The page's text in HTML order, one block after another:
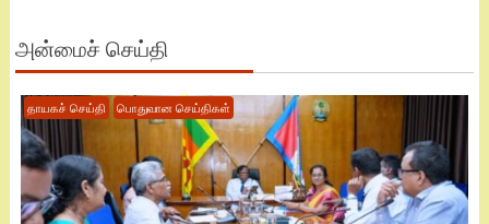
அன்மைச் செய்தி
தாயகச் செய்தி பொதுவான செய்திகள்